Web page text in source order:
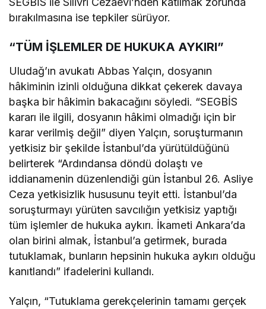
bırakılmasına ise tepkiler sürüyor.
“TÜM İŞLEMLER DE HUKUKA AYKIRI”
Uludağ’ın avukatı Abbas Yalçın, dosyanın
hâkiminin izinli olduğuna dikkat çekerek davaya
başka bir hâkimin bakacağını söyledi. “SEGBİS
kararı ile ilgili, dosyanın hâkimi olmadığı için bir
karar verilmiş değil” diyen Yalçın, soruşturmanın
yetkisiz bir şekilde İstanbul’da yürütüldüğünü
belirterek “Ardındansa döndü dolaştı ve
iddianamenin düzenlendiği gün İstanbul 26. Asliye
Ceza yetkisizlik hususunu teyit etti. İstanbul’da
soruşturmayı yürüten savcılığın yetkisiz yaptığı
tüm işlemler de hukuka aykırı. İkameti Ankara’da
olan birini almak, İstanbul’a getirmek, burada
tutuklamak, bunların hepsinin hukuka aykırı olduğu
kanıtlandı” ifadelerini kullandı.
Yalçın, “Tutuklama gerekçelerinin tamamı gerçek